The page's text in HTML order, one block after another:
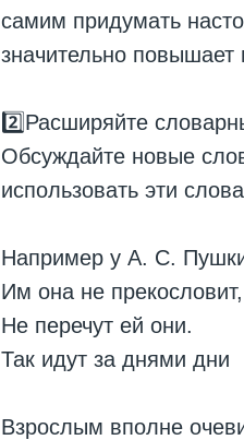
самим придумать
значительно повышает
2️⃣Расширяйте
Обсуждайте новые
использовать эти
Например у А. С.
Им она не прекословит,
Не перечут ей они.
Так идут за днями дни
Взрослым вполне